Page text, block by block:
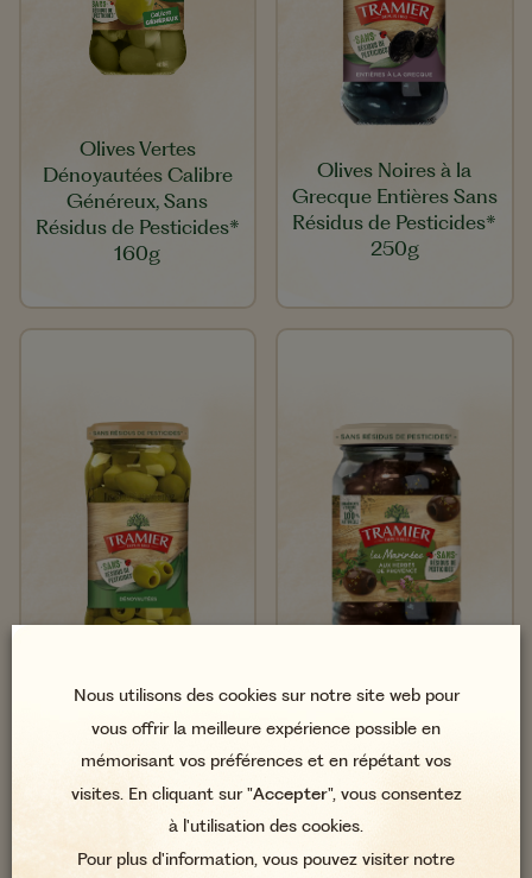
Olives Vertes
Dénoyautées Calibre
Généreux, Sans
Résidus de Pesticides*
160g
Olives Noires à la
Grecque Entières Sans
Résidus de Pesticides*
250g
Olives Vertes
Dénoyautées Sans
Résidus de Pesticides*
Olives Noires Confites
Marinées aux Herbes
de Provence 150g
Nous utilisons des cookies sur notre site web pour
vous offrir la meilleure expérience possible en
mémorisant vos préférences et en répétant vos
visites. En cliquant sur "Accepter", vous consentez
à l'utilisation des cookies.
Pour plus d'information, vous pouvez visiter notre